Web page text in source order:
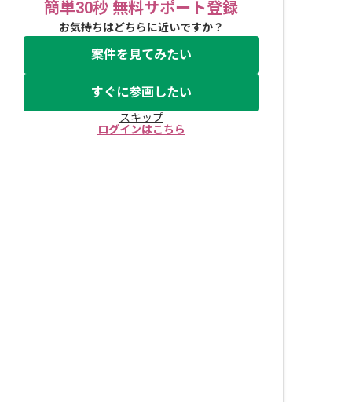
簡単30秒 無料サポート登録
お気持ちはどちらに近いですか？
案件を見てみたい
すぐに参画したい
スキップ
ログインはこちら